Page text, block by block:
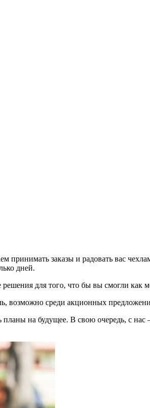
принимать заказы и радовать вас
дней.
для того, что бы вы смогли как
возможно среди акционных
на будущее. В свою очередь, с нас –